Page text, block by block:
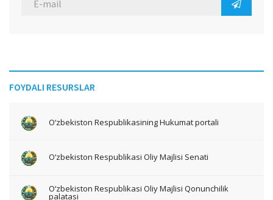
FOYDALI RESURSLAR
O‘zbekiston Respublikasining Hukumat portali
O‘zbekiston Respublikasi Oliy Majlisi Senati
O‘zbekiston Respublikasi Oliy Majlisi Qonunchilik
palatasi